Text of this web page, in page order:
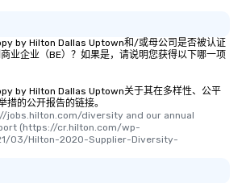
by Hilton Dallas Uptown和/或母公司是否被认证
业企业（BE）？如果是，请说明您获得以下哪一项
by Hilton Dallas Uptown关于其在多样性、公平
措的公开报告的链接。
jobs.hilton.com/diversity and our annual
(https://cr.hilton.com/wp-
03/Hilton-2020-Supplier-Diversity-